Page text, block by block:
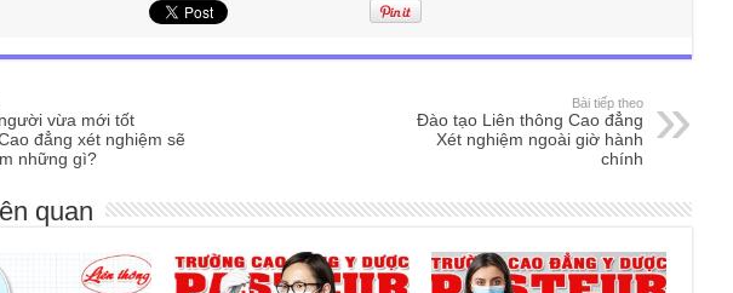
vừa mới tốt
đẳng xét nghiệm sẽ
những gì?
Bài tiếp theo
Đào tạo Liên thông Cao đẳng
Xét nghiệm ngoài giờ hành
chính
quan